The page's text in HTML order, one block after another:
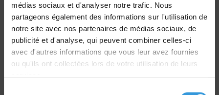
médias sociaux et d'analyser notre trafic. Nous
partageons également des informations sur l'utilisation de
notre site avec nos partenaires de médias sociaux, de
publicité et d'analyse, qui peuvent combiner celles-ci
avec d'autres informations que vous leur avez fournies
ou qu'ils ont collectées lors de votre utilisation de leurs
Livraison
dans le monde entier